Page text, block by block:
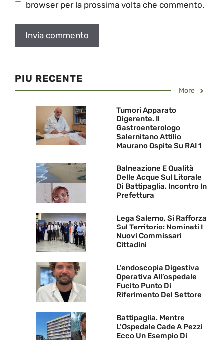
browser per la prossima volta che commento.
PIU RECENTE
More
Tumori Apparato
Digerente. Il
Gastroenterologo
Salernitano Attilio
Maurano Ospite Su RAI 1
Balneazione E Qualità
Delle Acque Sul Litorale
Di Battipaglia. Incontro In
Prefettura
Lega Salerno, Si Rafforza
Sul Territorio: Nominati I
Nuovi Commissari
Cittadini
L’endoscopia Digestiva
Operativa All’ospedale
Fucito Punto Di
Riferimento Del Settore
Battipaglia. Mentre
L’Ospedale Cade A Pezzi
Ecco Un Esempio Di